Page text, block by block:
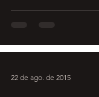
22 de ago. de 2015